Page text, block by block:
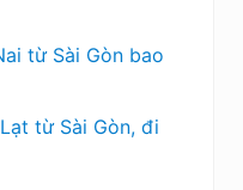
từ Sài Gòn bao
từ Sài Gòn, đi